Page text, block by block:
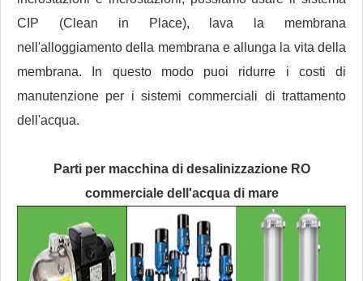
CIP (Clean in Place), lava la membrana
nell'alloggiamento della membrana e allunga la vita della
membrana. In questo modo puoi ridurre i costi di
manutenzione per i sistemi commerciali di trattamento
dell'acqua.
Parti per macchina di desalinizzazione RO
commerciale dell'acqua di mare